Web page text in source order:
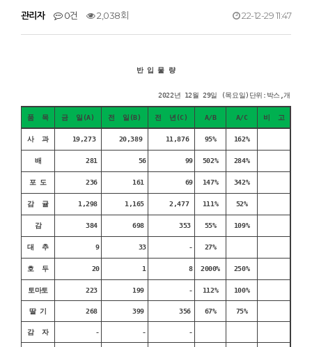
관리자 0건 2,038회 22-12-29 11:47
반 입 물 량
2022년 12월 29일 (목요일)단위:박스,개
품 목 금 일(A) 전 일(B) 전 년(C) A/B A/C 비 고
사 과 19,273 20,389 11,876 95% 162%
배 281 56 99 502% 284%
포 도 236 161 69 147% 342%
감 귤 1,298 1,165 2,477 111% 52%
감 384 698 353 55% 109%
대 추 9 33 - 27%
호 두 20 1 8 2000% 250%
토마토 223 199 - 112% 100%
딸 기 268 399 356 67% 75%
감 자 - - -